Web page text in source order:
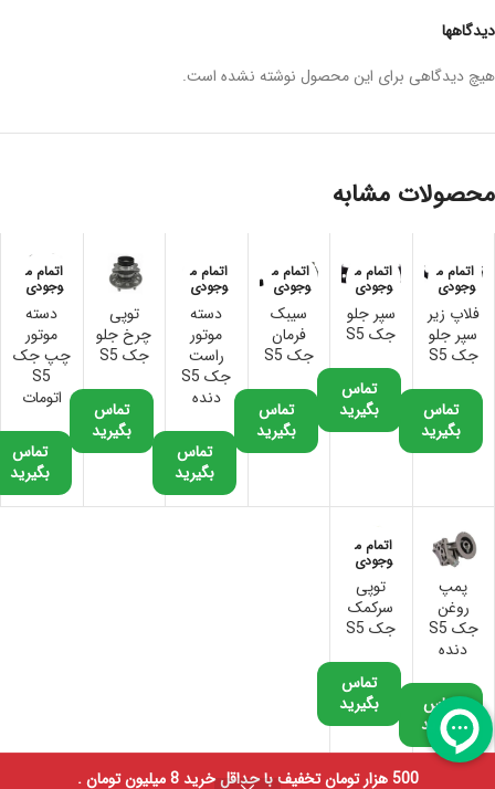
500 هزار تومان تخفیف با حداقل خرید 8 میلیون تومان .
دیدگاهها
هیچ دیدگاهی برای این محصول نوشته نشده است.
محصولات مشابه
اتمام م
وجودی
فلاپ زیر
سپر جلو
جک S5
تماس
بگیرید
اتمام م
وجودی
سپر جلو
جک S5
تماس
بگیرید
اتمام م
وجودی
سیبک
فرمان
جک S5
تماس
بگیرید
اتمام م
وجودی
دسته
موتور
راست
جک S5
دنده
تماس
بگیرید
توپی
چرخ جلو
جک S5
تماس
بگیرید
اتمام م
وجودی
دسته
موتور
چپ جک
S5
اتومات
تماس
بگیرید
پمپ
روغن
جک S5
دنده
تماس
بگیرید
اتمام م
وجودی
توپی
سرکمک
جک S5
تماس
بگیرید